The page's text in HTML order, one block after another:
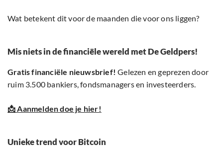
Wat betekent dit voor de maanden die voor ons liggen?
Mis niets in de financiële wereld met De Geldpers!
Gratis financiële nieuwsbrief! Gelezen en geprezen door
ruim 3.500 bankiers, fondsmanagers en investeerders.
📩 Aanmelden doe je hier!
Unieke trend voor Bitcoin